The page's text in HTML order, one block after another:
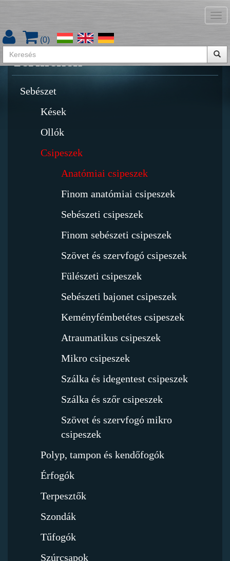
(0)
Termékek
Sebészet
Kések
Ollók
Csipeszek
Anatómiai csipeszek
Finom anatómiai csipeszek
Sebészeti csipeszek
Finom sebészeti csipeszek
Szövet és szervfogó csipeszek
Fülészeti csipeszek
Sebészeti bajonet csipeszek
Keményfémbetétes csipeszek
Atraumatikus csipeszek
Mikro csipeszek
Szálka és idegentest csipeszek
Szálka és szőr csipeszek
Szövet és szervfogó mikro
csipeszek
Polyp, tampon és kendőfogók
Érfogók
Terpesztők
Szondák
Tűfogók
Szúrcsapok